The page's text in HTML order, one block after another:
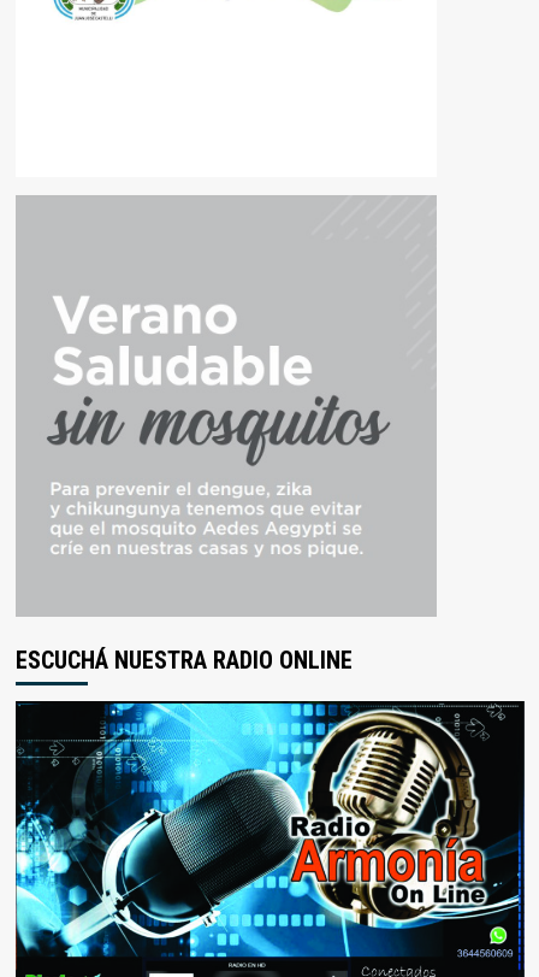
ESCUCHÁ NUESTRA RADIO ONLINE